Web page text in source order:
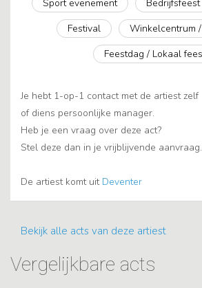
Sport evenement
Bedrijfsfeest
Festival
Winkelcentrum
Feestdag / Lokaal
Je hebt 1-op-1 contact met de artiest zelf
of diens persoonlijke manager.
Heb je een vraag over deze act?
Stel deze dan in je vrijblijvende aanvraag.
De artiest komt uit Deventer
Bekijk alle acts van deze artiest
Vergelijkbare acts